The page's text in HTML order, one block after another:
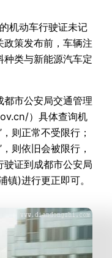
机动车行驶证未记
策发布前，车辆注
类与新能源汽车定
市公安局交通管理
）具体查询机
则正常不受限行；
则依旧会被限行，
驶证到成都市公安局
镇)进行更正即可。